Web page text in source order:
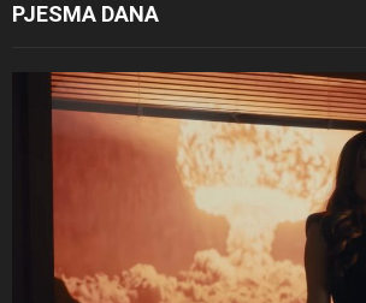
PJESMA DANA